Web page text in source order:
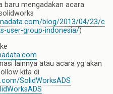
baru mengadakan acara
blog/2013/04/23/c
user-group-indonesia/)
lainnya atau acara yg akan
kita di
SolidWorksADS